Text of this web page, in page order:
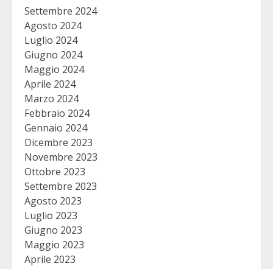
Settembre 2024
Agosto 2024
Luglio 2024
Giugno 2024
Maggio 2024
Aprile 2024
Marzo 2024
Febbraio 2024
Gennaio 2024
Dicembre 2023
Novembre 2023
Ottobre 2023
Settembre 2023
Agosto 2023
Luglio 2023
Giugno 2023
Maggio 2023
Aprile 2023